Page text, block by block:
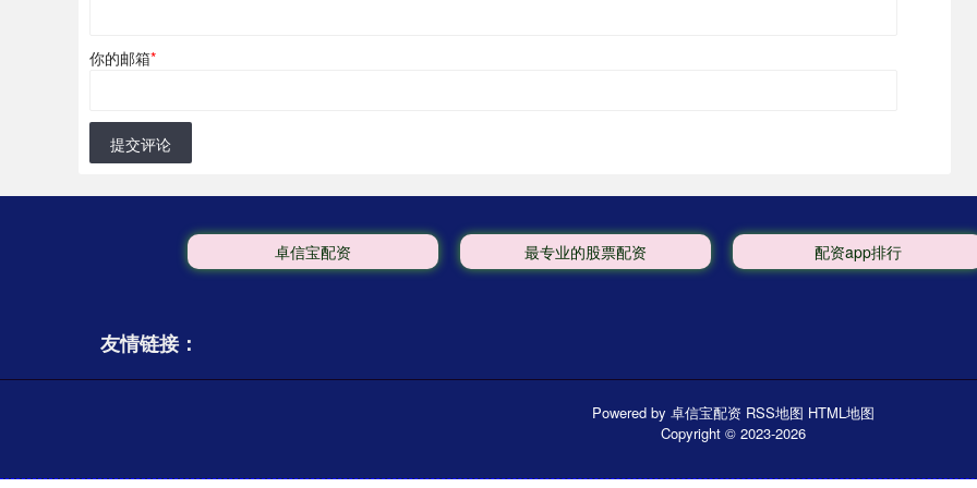
你的邮箱*
提交评论
卓信宝配资 最专业的股票配资 配资app排行
友情链接：
Powered by 卓信宝配资 RSS地图 HTML地图
Copyright © 2023-2026